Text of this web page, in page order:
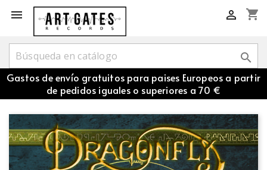
 shopping_cart


Gastos de envío gratuitos para paises Europeos a partir
de pedidos iguales o superiores a 70 €